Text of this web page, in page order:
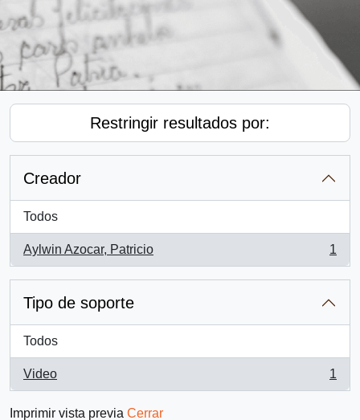
Restringir resultados por:
Creador
Todos
Aylwin Azocar, Patricio
, 1 resultados
1
Tipo de soporte
Todos
Video
, 1 resultados
1
Imprimir vista previa Cerrar